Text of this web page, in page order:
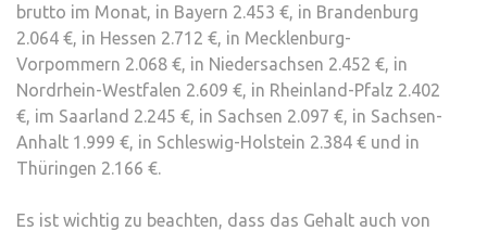
brutto im Monat, in Bayern 2.453 €, in Brandenburg
2.064 €, in Hessen 2.712 €, in Mecklenburg-
Vorpommern 2.068 €, in Niedersachsen 2.452 €, in
Nordrhein-Westfalen 2.609 €, in Rheinland-Pfalz 2.402
€, im Saarland 2.245 €, in Sachsen 2.097 €, in Sachsen-
Anhalt 1.999 €, in Schleswig-Holstein 2.384 € und in
Thüringen 2.166 €.
Es ist wichtig zu beachten, dass das Gehalt auch von